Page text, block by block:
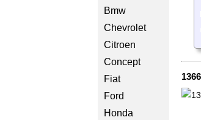
Bmw
Chevrolet
Citroen
Concept
Fiat
Ford
Honda